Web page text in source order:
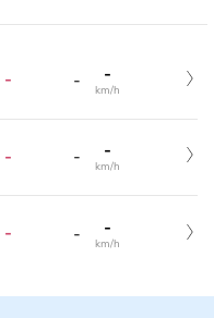
- - -
km/h
- - -
km/h
- - -
km/h